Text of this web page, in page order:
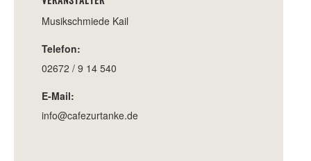
Musikschmiede Kail
Telefon:
02672 / 9 14 540
E-Mail:
info@cafezurtanke.de